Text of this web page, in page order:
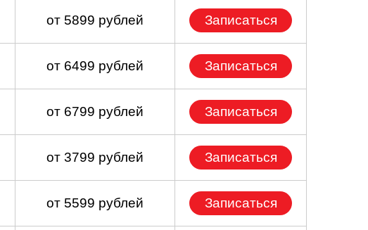
от 5899 рублей Записаться
от 6499 рублей Записаться
от 6799 рублей Записаться
от 3799 рублей Записаться
от 5599 рублей Записаться